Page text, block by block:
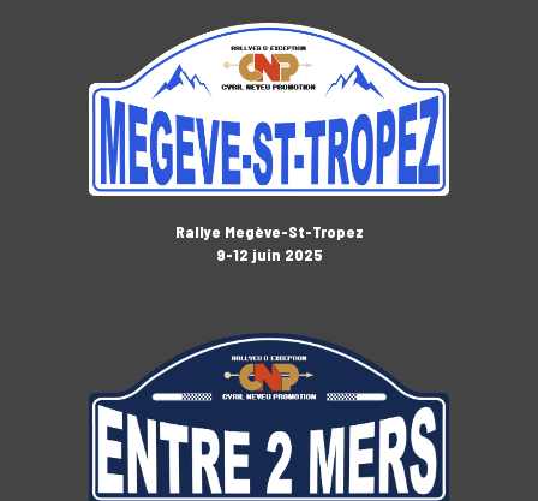
Rallye Megève-St-Tropez
9-12 juin 2025